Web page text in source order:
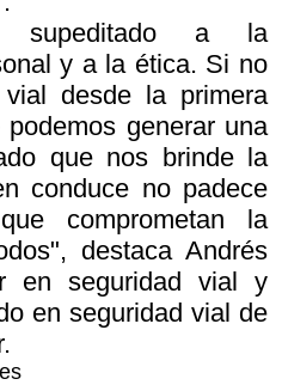
supeditado a la
y a la ética. Si no
desde la primera
generar una
que nos brinde la
conduce no padece
comprometan la
destaca Andrés
en seguridad vial y
en seguridad vial de